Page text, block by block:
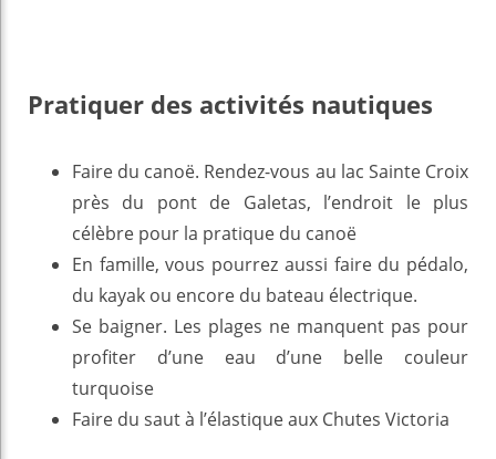
Pratiquer des activités nautiques
Faire du canoë. Rendez-vous au lac Sainte Croix
près du pont de Galetas, l’endroit le plus
célèbre pour la pratique du canoë
En famille, vous pourrez aussi faire du pédalo,
du kayak ou encore du bateau électrique.
Se baigner. Les plages ne manquent pas pour
profiter d’une eau d’une belle couleur
turquoise
Faire du saut à l’élastique aux Chutes Victoria